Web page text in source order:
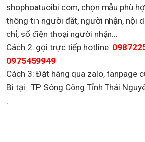
shophoatuoibi.com, chọn mẫu phù
thông tin người đặt, người nhận, nội
chỉ, số điện thoại người nhận…
Cách 2: gọi trực tiếp hotline:
0975459949
Cách 3: Đặt hàng qua zalo, fanpage
Bi tại TP Sông Công Tỉnh Thái
.